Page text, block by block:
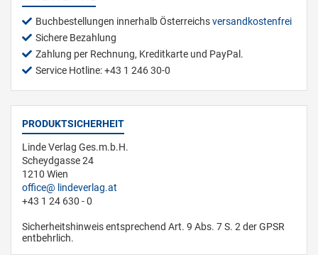
Buchbestellungen innerhalb Österreichsversandkostenfrei
Sichere Bezahlung
Zahlung per Rechnung, Kreditkarte und PayPal.
Service Hotline: +43 1 246 30-0
PRODUKTSICHERHEIT
Linde Verlag Ges.m.b.H.
Scheydgasse 24
1210 Wien
office
lindeverlag.at
+43 1 24 630 - 0
Sicherheitshinweis entsprechend Art. 9 Abs. 7 S. 2 der GPSR
entbehrlich.